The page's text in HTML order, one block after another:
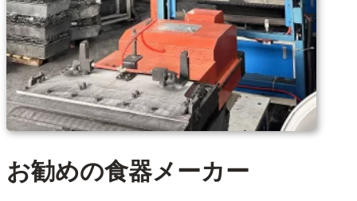
お勧めの食器メーカー